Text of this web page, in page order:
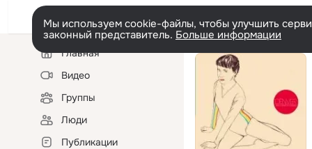
Мы используем cookie-файлы, чтобы улучшить
законный представитель. Больше информации
Левая
колонкаГлавная
Видео
Группы
Люди
Публикации